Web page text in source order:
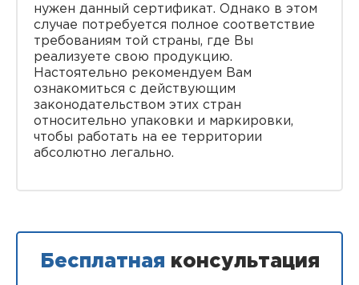
нужен данный сертификат. Однако в этом
случае потребуется полное соответствие
требованиям той страны, где Вы
реализуете свою продукцию.
Настоятельно рекомендуем Вам
ознакомиться с действующим
законодательством этих стран
относительно упаковки и маркировки,
чтобы работать на ее территории
абсолютно легально.
Бесплатная консультация